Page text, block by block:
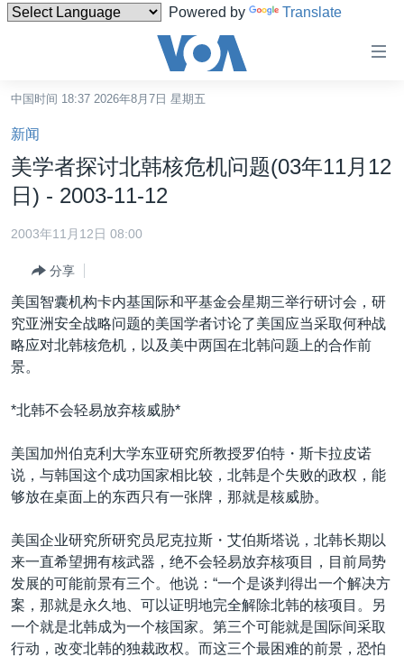
Powered by Translate
碍
链
接
跳
内
转
到
导
航
检
索
中国
国际
最新国际新闻
印太
中东
欧洲
非洲
美洲
全球议题
分类新闻
经济·金融·贸易
人权·法律·宗教
科教·文娱·体健
军事
劳工
环境
美中关系
热点专题
白宫要闻
国会报道
美中关系
美国建国250周年
埃博拉疫情
美国之音专访
重要讲话与声明
台海两岸关系
VOA视频
VOA今日焦点
中文广播
其他语言网站
中国时间 18:37 2026年8月7日 星期五
新闻
美学者探讨北韩核危机问题(03年11月12
日) - 2003-11-12
2003年11月12日 08:00
分享
美国智囊机构卡内基国际和平基金会星期三举行研讨会，研
究亚洲安全战略问题的美国学者讨论了美国应当采取何种战
略应对北韩核危机，以及美中两国在北韩问题上的合作前
景。
*北韩不会轻易放弃核威胁*
美国加州伯克利大学东亚研究所教授罗伯特・斯卡拉皮诺
说，与韩国这个成功国家相比较，北韩是个失败的政权，能
够放在桌面上的东西只有一张牌，那就是核威胁。
美国企业研究所研究员尼克拉斯・艾伯斯塔说，北韩长期以
来一直希望拥有核武器，绝不会轻易放弃核项目，目前局势
发展的可能前景有三个。他说：“一个是谈判得出一个解决方
案，那就是永久地、可以证明地完全解除北韩的核项目。另
一个就是北韩成为一个核国家。第三个可能就是国际间采取
行动，改变北韩的独裁政权。而这三个最困难的前景，恐怕